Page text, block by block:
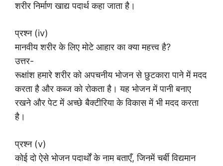
शरीर निर्माण खाद्य पदार्थ कहा जाता है।
प्रश्न (iv)
मानवीय शरीर के लिए मोटे आहार का क्या महत्त्व है?
उत्तर-
रूक्षांश हमारे शरीर को अपचनीय भोजन से छुटकारा पाने में मदद
करता है और कब्ज को रोकता है। यह भोजन में पानी बनाए
रखने और पेट में अच्छे बैक्टीरिया के विकास में भी मदद करता
है।
प्रश्न (v)
कोई दो ऐसे भोजन पदार्थों के नाम बताएँ, जिनमें चर्बी विद्यमान